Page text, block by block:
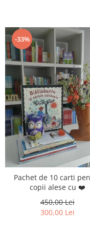
-33%
Pachet de 10 carti
copii alese cu ❤️
450,00 Lei
300,00 Lei